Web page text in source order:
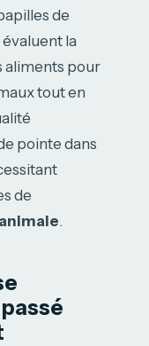
de
la
aliments pour
tout en
pointe dans
de
.